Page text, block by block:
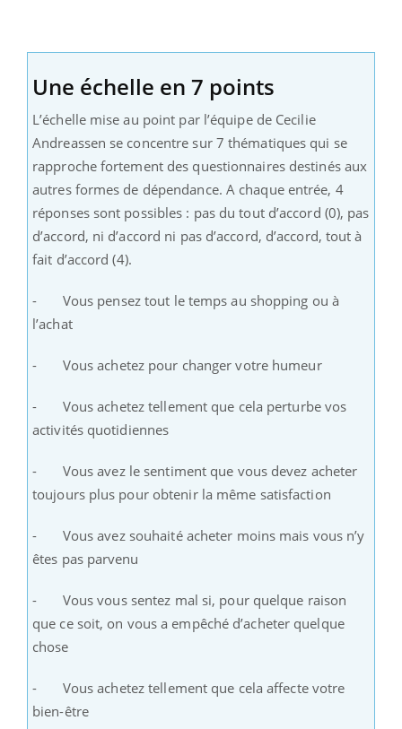
Une échelle en 7 points
L’échelle mise au point par l’équipe de Cecilie
Andreassen se concentre sur 7 thématiques qui se
rapproche fortement des questionnaires destinés aux
autres formes de dépendance. A chaque entrée, 4
réponses sont possibles : pas du tout d’accord (0), pas
d’accord, ni d’accord ni pas d’accord, d’accord, tout à
fait d’accord (4).
- Vous pensez tout le temps au shopping ou à
l’achat
- Vous achetez pour changer votre humeur
- Vous achetez tellement que cela perturbe vos
activités quotidiennes
- Vous avez le sentiment que vous devez acheter
toujours plus pour obtenir la même satisfaction
- Vous avez souhaité acheter moins mais vous n’y
êtes pas parvenu
- Vous vous sentez mal si, pour quelque raison
que ce soit, on vous a empêché d’acheter quelque
chose
- Vous achetez tellement que cela affecte votre
bien-être